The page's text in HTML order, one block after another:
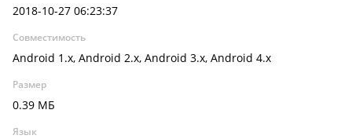
2018-10-27 06:23:37
Совместимость
Android 1.x, Android 2.x, Android 3.x, Android 4.x
Размер
0.39 МБ
Язык